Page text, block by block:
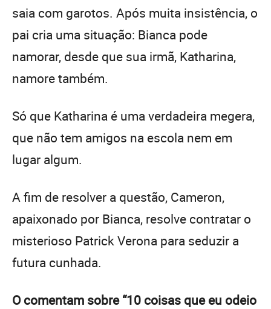
saia com garotos. Após muita insistência, o
pai cria uma situação: Bianca pode
namorar, desde que sua irmã, Katharina,
namore também.
Só que Katharina é uma verdadeira megera,
que não tem amigos na escola nem em
lugar algum.
A fim de resolver a questão, Cameron,
apaixonado por Bianca, resolve contratar o
misterioso Patrick Verona para seduzir a
futura cunhada.
O comentam sobre “10 coisas que eu odeio